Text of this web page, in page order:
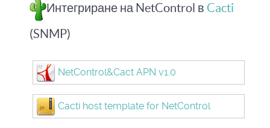
Интегриране на NetControl в Cacti
(SNMP)
NetControl&Cact APN v1.0
Cacti host template for NetControl